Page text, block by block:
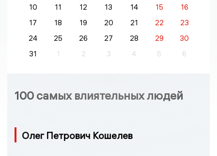
10
11 12 13 14 15
16
17
18 19 20 21 22
23
24
25 26 27 28 29
30
31
1 2 3 4 5 6
100 самых влиятельных людей
Олег Петрович Кошелев